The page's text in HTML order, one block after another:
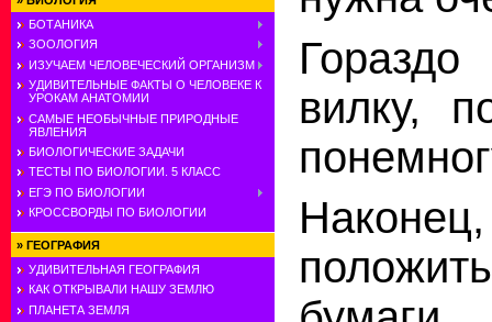
БОТАНИКА
ЗООЛОГИЯ
ИЗУЧАЕМ ЧЕЛОВЕЧЕСКИЙ ОРГАНИЗМ
УДИВИТЕЛЬНЫЕ ФАКТЫ О ЧЕЛОВЕКЕ К
УРОКАМ АНАТОМИИ
САМЫЕ НЕОБЫЧНЫЕ ПРИРОДНЫЕ
ЯВЛЕНИЯ
БИОЛОГИЧЕСКИЕ ЗАДАЧИ
ТЕСТЫ ПО БИОЛОГИИ. 5 КЛАСС
ЕГЭ ПО БИОЛОГИИ
КРОССВОРДЫ ПО БИОЛОГИИ
» ГЕОГРАФИЯ
УДИВИТЕЛЬНАЯ ГЕОГРАФИЯ
КАК ОТКРЫВАЛИ НАШУ ЗЕМЛЮ
ПЛАНЕТА ЗЕМЛЯ
вилку,